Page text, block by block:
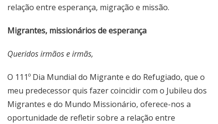
relação entre esperança, migração e missão.
Migrantes, missionários de esperança
Queridos irmãos e irmãs,
O 111º Dia Mundial do Migrante e do Refugiado, que o
meu predecessor quis fazer coincidir com o Jubileu dos
Migrantes e do Mundo Missionário, oferece-nos a
oportunidade de refletir sobre a relação entre